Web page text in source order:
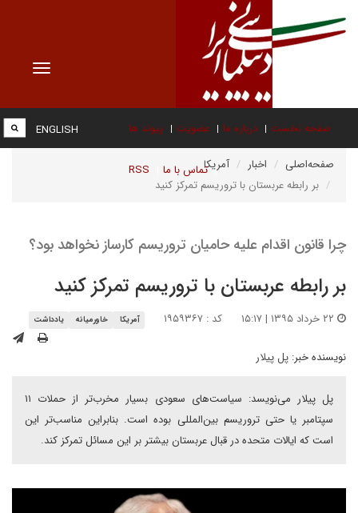
Toggle
صفحه نخست درباره ما عضویت پیوند ها
تماس با ما RSS
ENGLISH
صفحه‌اصلی اخبار
آمریکا
بر رابطه عربستان با تروریسم تمرکز کنید
چرا قانون اقدام علیه حامیان تروریسم کارساز نخواهد بود؟
بر رابطه عربستان با تروریسم تمرکز کنید
کد : ۱۹۵۹۳۶۷ آمریکا خاورمیانه یادداشت
نویسنده خبر: پل پیلار
پل پیلار می‌نویسد: سیاست‌های سعودی بسیار مخرب‌تر از حملات ۱۱
سپتامبر یا حتی تروریسم بین‌المللی بوده است. بنابراین مناسب‌تر این
است که ایالات متحده در قبال عربستان بیشتر بر این مسائل تمرکز کند.